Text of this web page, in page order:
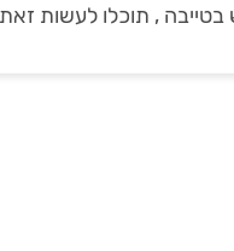
, תוכלו לעשות